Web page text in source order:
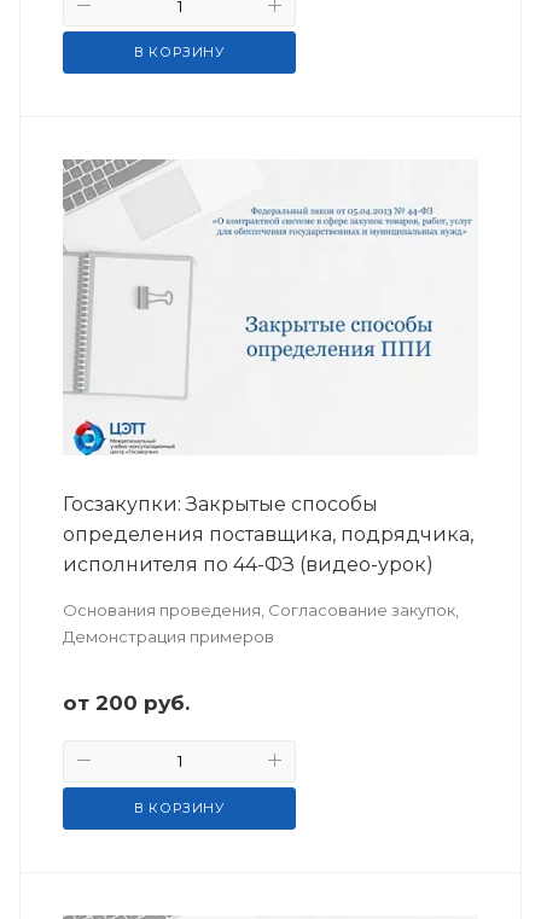
В КОРЗИНУ
Госзакупки: Закрытые способы
определения поставщика, подрядчика,
исполнителя по 44-ФЗ (видео-урок)
Основания проведения, Согласование закупок,
Демонстрация примеров
от 200 руб.
В КОРЗИНУ